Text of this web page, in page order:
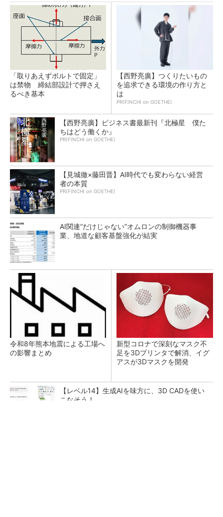
「取りあえずボルトで固定」
は禁物 締結部設計で押さえ
るべき基本
【西野亮廣】つくりたいもの
を追求できる環境の作り方と
は
PR(FINCHI on GOETHE)
【西野亮廣】ビジネス書最新刊『北極星 僕た
ちはどう働くか』
PR(FINCHI on GOETHE)
【見城徹×藤田晋】AI時代でも変わらない経営
者の本質
PR(FINCHI on GOETHE)
AI関連“だけじゃない”オムロンの制御機器事
業、地道な顧客基盤強化が結実
令和8年熊本地震による工場へ
の影響まとめ
新型コロナで深刻なマスク不
足を3Dプリンタで解消、イグ
アスが3Dマスクを開発
【レベル14】生成AIを味方に、3D CADを使い
こなそう！